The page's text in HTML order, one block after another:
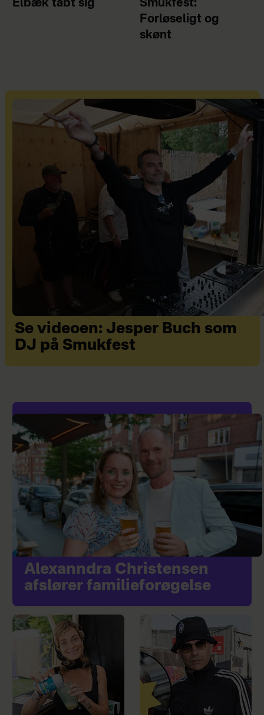
Elbæk tabt sig
Smukfest:
Forløseligt og
skønt
Se videoen: Jesper Buch som
DJ på Smukfest
Alexanndra Christensen
afslører familieforøgelse